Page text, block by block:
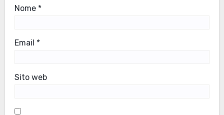
Nome *
Email *
Sito web